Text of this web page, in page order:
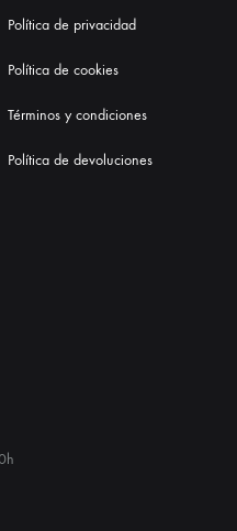
Política de privacidad
Política de cookies
Términos y condiciones
Política de devoluciones